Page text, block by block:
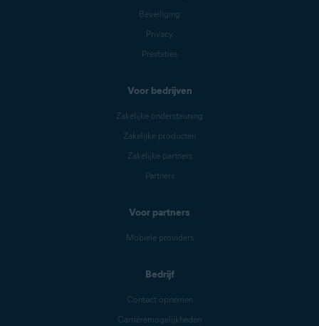
Beveiliging
Privacy
Prestaties
Voor bedrijven
Zakelijke ondersteuning
Zakelijke producten
Zakelijke partners
Partners
Voor partners
Mobiele providers
Bedrijf
Contact opnemen
Carrièremogelijkheden